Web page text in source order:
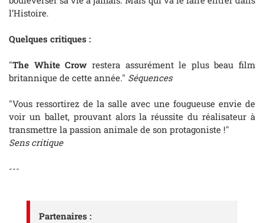
l’Histoire.
Quelques critiques :
"The White Crow restera assurément le plus beau film
britannique de cette année." Séquences
"Vous ressortirez de la salle avec une fougueuse envie de
voir un ballet, prouvant alors la réussite du réalisateur à
transmettre la passion animale de son protagoniste !"
Sens critique
---
Partenaires :